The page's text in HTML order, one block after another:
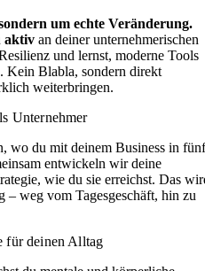
um echte Veränderung.
aktiv an deiner unternehmerischen
und lernst, moderne Tools
Kein Blabla, sondern direkt
weiterbringen.
Unternehmer
wo du mit deinem Business in fünf
entwickeln wir deine
wie du sie erreichst. Das
weg vom Tagesgeschäft, hin zu
für deinen Alltag